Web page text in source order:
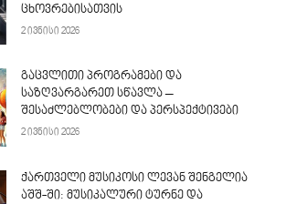
ცხოვრებისათვის
2 ივნისი 2026
გაცვლითი პროგრამები და
საზღვარგარეთ სწავლა –
შესაძლებლობები და პერსპექტივები
2 ივნისი 2026
ქართველი მუსიკოსი ლევან შენგელია
აშშ-ში: მუსიკალური ტურნე და